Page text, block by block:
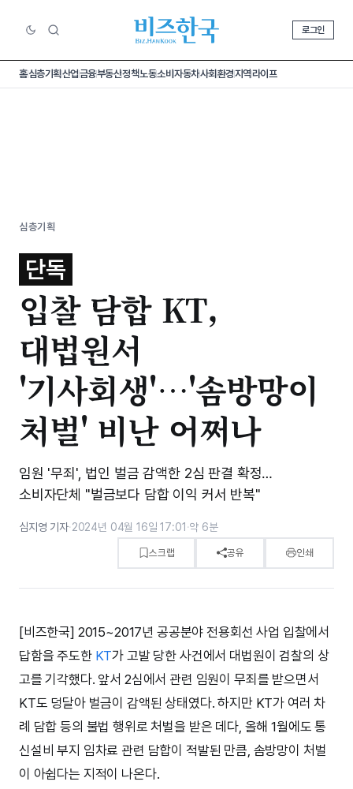
로그인
홈심층기획산업금융부동산정책노동소비 자동차사회환경지역라이프
심층기획
단독
입찰 담합 KT,
대법원서
'기사회생'…'솜방망이
처벌' 비난 어쩌나
임원 '무죄', 법인 벌금 감액한 2심 판결 확정…
소비자단체 "벌금보다 담합 이익 커서 반복"
심지영 기자·2024년 04월 16일 17:01 ·약 6분
스크랩 공유 인쇄
[비즈한국] 2015~2017년 공공분야 전용회선 사업 입찰에서
답함을 주도한 KT가 고발 당한 사건에서 대법원이 검찰의 상
고를 기각했다. 앞서 2심에서 관련 임원이 무죄를 받으면서
KT도 덩달아 벌금이 감액된 상태였다. 하지만 KT가 여러 차
례 담합 등의 불법 행위로 처벌을 받은 데다, 올해 1월에도 통
신설비 부지 임차료 관련 담합이 적발된 만큼, 솜방망이 처벌
이 아쉽다는 지적이 나온다.